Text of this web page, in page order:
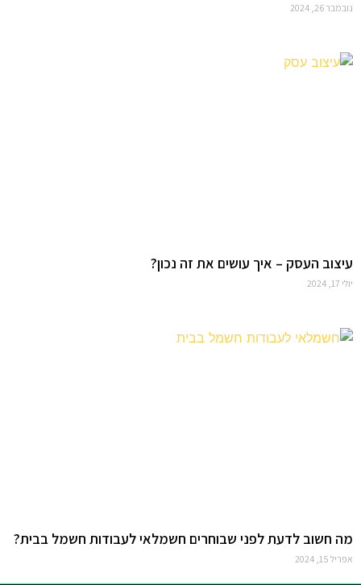
נובמבר 26, 2024
עיצוב העסק – איך עושים את זה נכון?
יולי 17, 2024
מה חשוב לדעת לפני שבוחרים חשמלאי לעבודות חשמל בבית?
אפריל 15, 2024